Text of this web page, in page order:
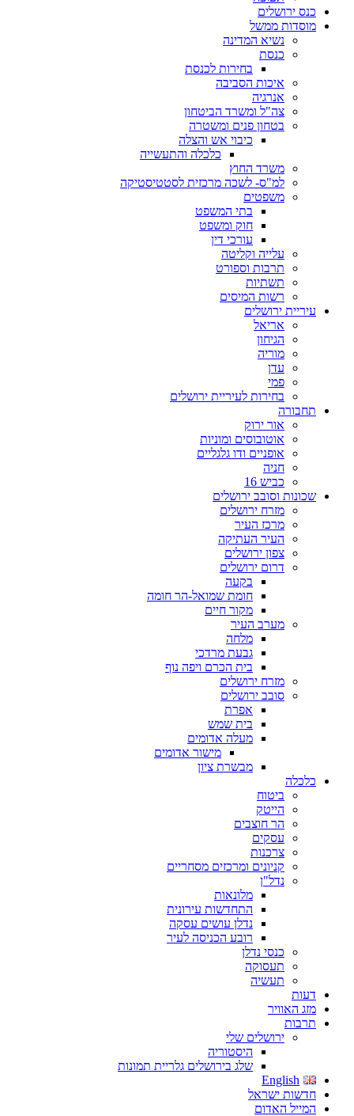
כנס ירושלים
מוסדות ממשל
נשיא המדינה
כנסת
בחירות לכנסת
איכות הסביבה
אנרגיה
צה"ל ומשרד הביטחון
בטחון פנים ומשטרה
כיבוי אש והצלה
כלכלה והתעשייה
משרד החוץ
למ"ס- לשכה מרכזית לסטטיסטיקה
משפטים
בתי המשפט
חוק ומשפט
עורכי דין
עלייה וקליטה
תרבות וספורט
תשתיות
רשות המיסים
עיריית ירושלים
אריאל
הגיחון
מוריה
עדן
פמי
בחירות לעיריית ירושלים
תחבורה
אור ירוק
אוטובוסים ומוניות
אופניים ודו גלגליים
חניה
כביש 16
שכונות וסובב ירושלים
מזרח ירושלים
מרכז העיר
העיר העתיקה
צפון ירושלים
דרום ירושלים
בקעה
חומת שמואל-הר חומה
מקור חיים
מערב העיר
מלחה
גבעת מרדכי
בית הכרם ויפה נוף
מזרח ירושלים
סובב ירושלים
אפרת
בית שמש
מעלה אדומים
מישור אדומים
מבשרת ציון
כלכלה
ביטוח
הייטק
הר חוצבים
עסקים
צרכנות
קניונים ומרכזים מסחריים
נדל"ן
מלונאות
התחדשות עירונית
נדלן עושים עסקה
רובע הכניסה לעיר
כנסי נדלן
תעסוקה
תעשיה
דעות
מזג האוויר
תרבות
ירושלים שלי
היסטוריה
שלג בירושלים גלריית תמונות
English
חדשות ישראל
המייל האדום